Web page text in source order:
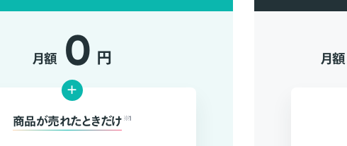
月額 0 円
+
商品が売れたときだけ ※1
月額